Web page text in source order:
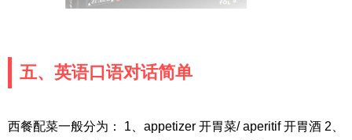
五、英语口语对话简单
西餐配菜一般分为： 1、appetizer 开胃菜/ aperitif 开胃酒 2、